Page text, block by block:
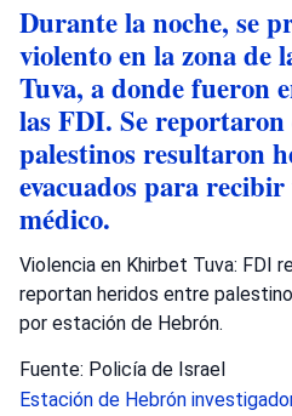
Durante la noche, se
violento en la zona de
Tuva, a donde fueron
las FDI. Se reportaron
palestinos resultaron
evacuados para
médico.
Violencia en Khirbet Tuva: FDI
reportan heridos entre
por estación de Hebrón.
Fuente: Policía de Israel
Estación de Hebrón